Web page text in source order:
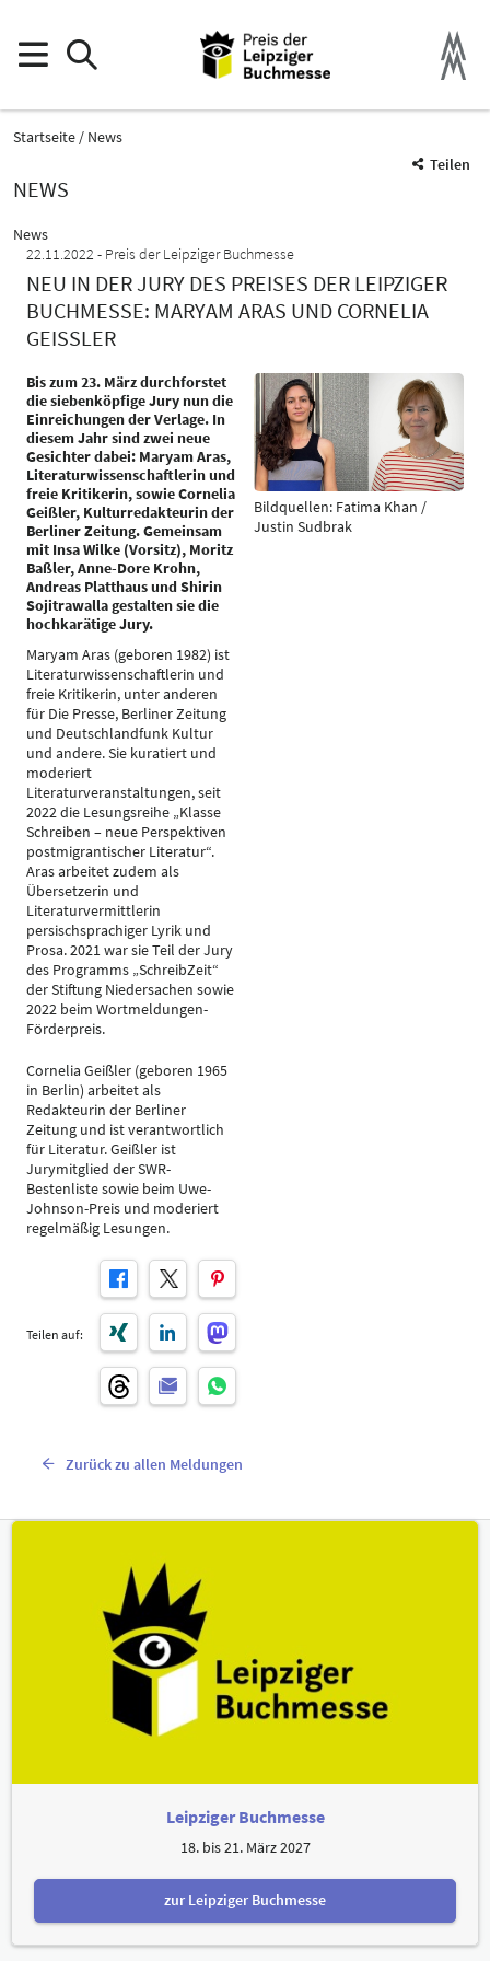
Startseite
News
Teilen
NEWS
News
22.11.2022
Preis der Leipziger Buchmesse
NEU IN DER JURY DES PREISES DER LEIPZIGER
BUCHMESSE: MARYAM ARAS UND CORNELIA
GEISSLER
Bis zum 23. März durchforstet
die siebenköpfige Jury nun die
Einreichungen der Verlage. In
diesem Jahr sind zwei neue
Gesichter dabei: Maryam Aras,
Literaturwissenschaftlerin und
freie Kritikerin, sowie Cornelia
Geißler, Kulturredakteurin der
Berliner Zeitung. Gemeinsam
mit Insa Wilke (Vorsitz), Moritz
Baßler, Anne-Dore Krohn,
Andreas Platthaus und Shirin
Sojitrawalla gestalten sie die
hochkarätige Jury.
Maryam Aras (geboren 1982) ist
Literaturwissenschaftlerin und
freie Kritikerin, unter anderen
für Die Presse, Berliner Zeitung
und Deutschlandfunk Kultur
und andere. Sie kuratiert und
moderiert
Literaturveranstaltungen, seit
2022 die Lesungsreihe „Klasse
Schreiben – neue Perspektiven
postmigrantischer Literatur“.
Aras arbeitet zudem als
Übersetzerin und
Literaturvermittlerin
persischsprachiger Lyrik und
Prosa. 2021 war sie Teil der Jury
des Programms „SchreibZeit“
der Stiftung Niedersachen sowie
2022 beim Wortmeldungen-
Förderpreis.
Cornelia Geißler (geboren 1965
in Berlin) arbeitet als
Redakteurin der Berliner
Zeitung und ist verantwortlich
für Literatur. Geißler ist
Jurymitglied der SWR-
Bestenliste sowie beim Uwe-
Johnson-Preis und moderiert
regelmäßig Lesungen.
Teilen auf:
Bildquellen: Fatima Khan /
Justin Sudbrak
Zurück zu allen Meldungen
Leipziger Buchmesse
18. bis 21. März 2027
zur Leipziger Buchmesse